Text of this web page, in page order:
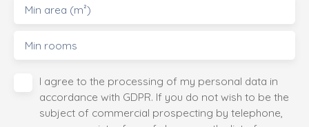
Min area (m²)
Min rooms
I agree to the processing of my personal data in
accordance with GDPR. If you do not wish to be the
subject of commercial prospecting by telephone,